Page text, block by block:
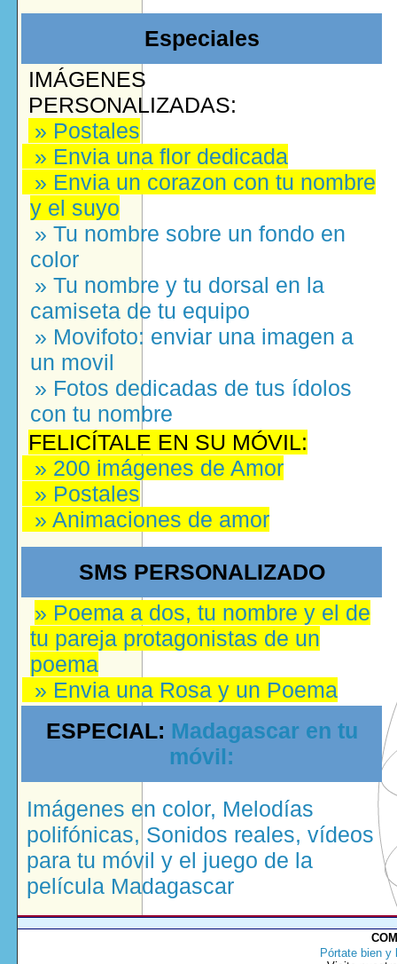
Especiales
IMÁGENES
PERSONALIZADAS:
» Postales
» Envia una flor dedicada
» Envia un corazon con tu nombre
y el suyo
» Tu nombre sobre un fondo en
color
» Tu nombre y tu dorsal en la
camiseta de tu equipo
» Movifoto: enviar una imagen a
un movil
» Fotos dedicadas de tus ídolos
con tu nombre
FELICÍTALE EN SU MÓVIL:
» 200 imágenes de Amor
» Postales
» Animaciones de amor
SMS PERSONALIZADO
» Poema a dos, tu nombre y el de
tu pareja protagonistas de un
poema
» Envia una Rosa y un Poema
ESPECIAL: Madagascar en tu
móvil:
Imágenes en color, Melodías
polifónicas, Sonidos reales, vídeos
para tu móvil y el juego de la
película Madagascar
Pórtate bien y